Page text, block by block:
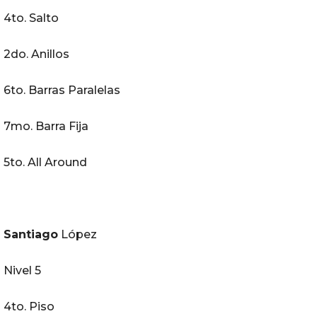
4to. Salto
2do. Anillos
6to. Barras Paralelas
7mo. Barra Fija
5to. All Around
Santiago López
Nivel 5
4to. Piso